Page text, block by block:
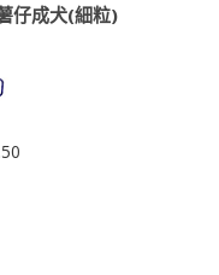
仔成犬(細粒)